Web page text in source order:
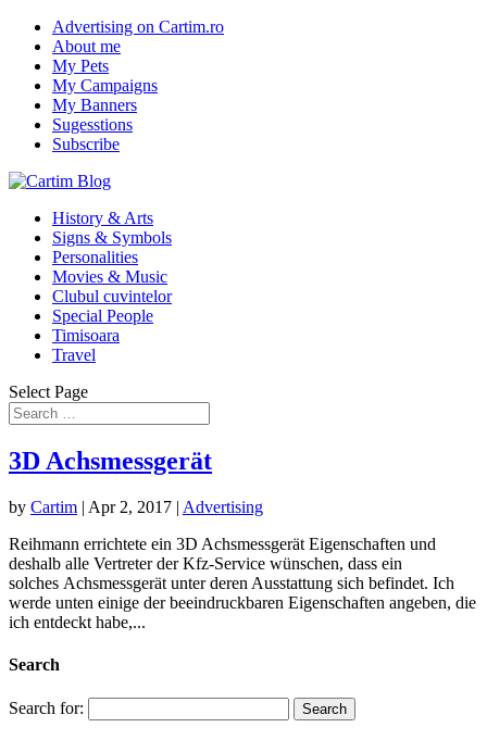
Advertising on Cartim.ro
About me
My Pets
My Campaigns
My Banners
Sugesstions
Subscribe
History & Arts
Signs & Symbols
Personalities
Movies & Music
Clubul cuvintelor
Special People
Timisoara
Travel
Select Page
3D Achsmessgerät
by Cartim | Apr 2, 2017 | Advertising
Reihmann errichtete ein 3D Achsmessgerät Eigenschaften und
deshalb alle Vertreter der Kfz-Service wünschen, dass ein
solches Achsmessgerät unter deren Ausstattung sich befindet. Ich
werde unten einige der beeindruckbaren Eigenschaften angeben, die
ich entdeckt habe,...
Search
Search for: